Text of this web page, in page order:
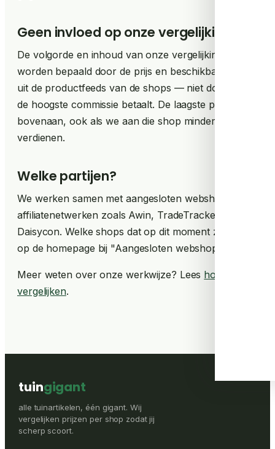
Geen invloed op onze vergelijking
De volgorde en inhoud van onze vergelijkingen
worden bepaald door de prijs en beschikbaarheid
uit de productfeeds van de shops — niet door wie
de hoogste commissie betaalt. De laagste prijs staat
bovenaan, ook als we aan die shop minder of niets
verdienen.
Welke partijen?
We werken samen met aangesloten webshops via
affiliatenetwerken zoals Awin, TradeTracker en
Daisycon. Welke shops dat op dit moment zijn, zie je
op de homepage bij "Aangesloten webshops".
Meer weten over onze werkwijze? Lees hoe we
vergelijken.
tuingigant
alle tuinartikelen, één gigant. Wij
vergelijken prijzen per shop zodat jij
scherp scoort.